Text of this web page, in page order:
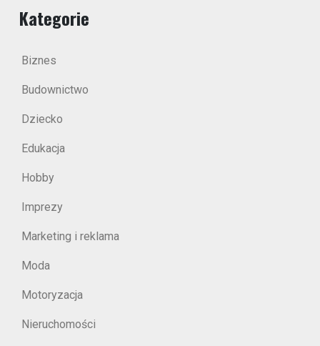
Kategorie
Biznes
Budownictwo
Dziecko
Edukacja
Hobby
Imprezy
Marketing i reklama
Moda
Motoryzacja
Nieruchomości